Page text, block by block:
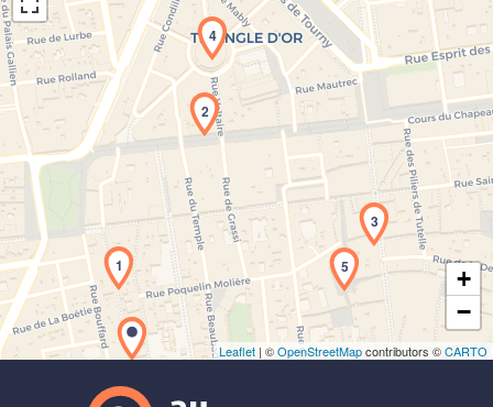
Chargement de la carte en cours...
1
2
3
4
5
+
−
Leaflet | ©OpenStreetMapcontributors ©CARTO